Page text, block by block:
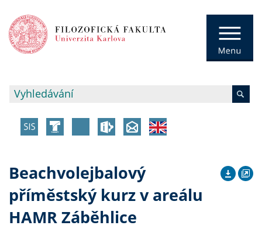
Beachvolejbalový
příměstský kurz v areálu
HAMR Záběhlice